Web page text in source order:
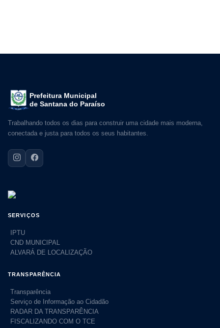
Prefeitura Municipal
de Santana do Paraíso
Trabalhando todos os dias para construir uma cidade mais moderna,
conectada e justa para todos os seus habitantes.
SERVIÇOS
IPTU
CND MUNICIPAL
ALVARÁ DE LOCALIZAÇÃO
TRANSPARÊNCIA
Transparência
Serviço de Informação ao Cidadão
RADAR DA TRANSPARÊNCIA
FISCALIZANDO COM O TCE